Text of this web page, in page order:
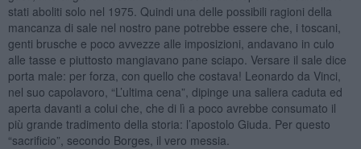
stati aboliti solo nel 1975. Quindi una delle possibili ragioni della
mancanza di sale nel nostro pane potrebbe essere che, i toscani,
genti brusche e poco avvezze alle imposizioni, andavano in culo
alle tasse e piuttosto mangiavano pane sciapo. Versare il sale dice
porta male: per forza, con quello che costava! Leonardo da Vinci,
nel suo capolavoro, “L’ultima cena”, dipinge una saliera caduta ed
aperta davanti a colui che, che di lì a poco avrebbe consumato il
più grande tradimento della storia: l’apostolo Giuda. Per questo
“sacrificio”, secondo Borges, il vero messia.